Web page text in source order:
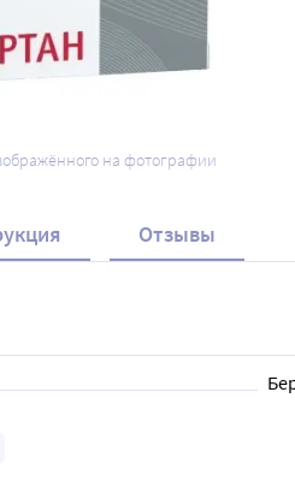
на фотографии
Отзывы